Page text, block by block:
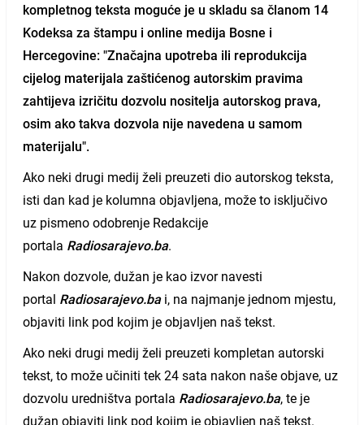
kompletnog teksta moguće je u skladu sa članom 14
Kodeksa za štampu i online medija Bosne i
Hercegovine: "Značajna upotreba ili reprodukcija
cijelog materijala zaštićenog autorskim pravima
zahtijeva izričitu dozvolu nositelja autorskog prava,
osim ako takva dozvola nije navedena u samom
materijalu".
Ako neki drugi medij želi preuzeti dio autorskog teksta,
isti dan kad je kolumna objavljena, može to isključivo
uz pismeno odobrenje Redakcije
portala Radiosarajevo.ba.
Nakon dozvole, dužan je kao izvor navesti
portal Radiosarajevo.bai, na najmanje jednom mjestu,
objaviti link pod kojim je objavljen naš tekst.
Ako neki drugi medij želi preuzeti kompletan autorski
tekst, to može učiniti tek 24 sata nakon naše objave, uz
dozvolu uredništva portala Radiosarajevo.ba, te je
dužan objaviti link pod kojim je objavljen naš tekst.